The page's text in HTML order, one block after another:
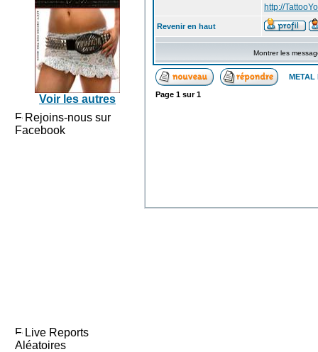
Voir les autres
Rejoins-nous sur
Facebook
Live Reports
Aléatoires
http://
Revenir en haut
Montrer les
METAL
Page 1 sur1